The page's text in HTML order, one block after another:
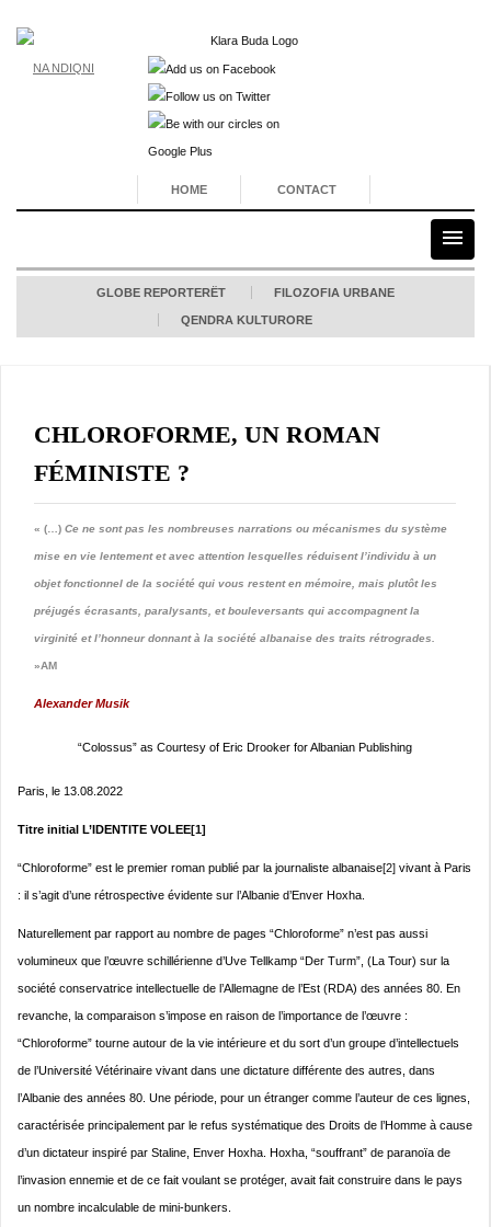
NA NDIQNI
HOME CONTACT
GLOBE REPORTERËT FILOZOFIA URBANE
QENDRA KULTURORE
CHLOROFORME, UN ROMAN
FÉMINISTE ?
« (…) Ce ne sont pas les nombreuses narrations ou mécanismes du système
mise en vie lentement et avec attention lesquelles réduisent l’individu à un
objet fonctionnel de la société qui vous restent en mémoire, mais plutôt les
préjugés écrasants, paralysants, et bouleversants qui accompagnent la
virginité et l’honneur donnant à la société albanaise des traits rétrogrades.
»AM
Alexander Musik
“Colossus” as Courtesy of Eric Drooker for Albanian Publishing
Paris, le 13.08.2022
Titre initial L’IDENTITE VOLEE[1]
“Chloroforme” est le premier roman publié par la journaliste albanaise[2] vivant à Paris
: il s’agit d’une rétrospective évidente sur l’Albanie d’Enver Hoxha.
Naturellement par rapport au nombre de pages “Chloroforme” n’est pas aussi
volumineux que l’œuvre schillérienne d’Uve Tellkamp “Der Turm”, (La Tour) sur la
société conservatrice intellectuelle de l’Allemagne de l’Est (RDA) des années 80. En
revanche, la comparaison s’impose en raison de l’importance de l’œuvre :
“Chloroforme” tourne autour de la vie intérieure et du sort d’un groupe d’intellectuels
de l’Université Vétérinaire vivant dans une dictature différente des autres, dans
l’Albanie des années 80. Une période, pour un étranger comme l’auteur de ces lignes,
caractérisée principalement par le refus systématique des Droits de l’Homme à cause
d’un dictateur inspiré par Staline, Enver Hoxha. Hoxha, “souffrant” de paranoïa de
l’invasion ennemie et de ce fait voulant se protéger, avait fait construire dans le pays
un nombre incalculable de mini-bunkers.